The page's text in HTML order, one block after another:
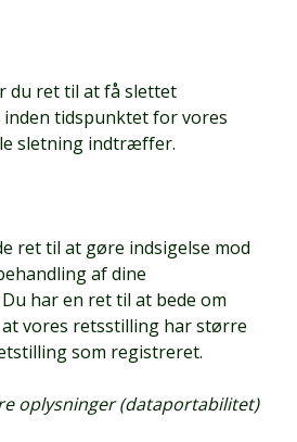
ret til at få slettet
tidspunktet for vores
sletning indtræffer.
ret til at gøre indsigelse mod
af dine
har en ret til at bede om
vores retsstilling har større
som registreret.
oplysninger (dataportabilitet)